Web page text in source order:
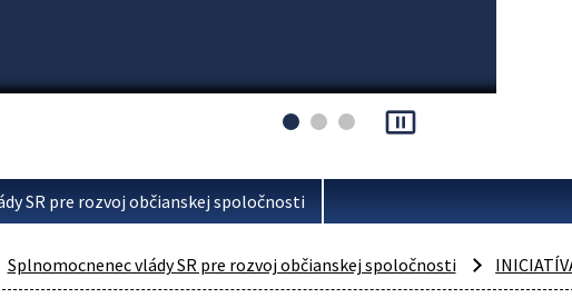
pause_presentation
SR pre rozvoj občianskej spoločnosti
Splnomocnenec vlády SR pre rozvoj občianskej spoločnosti